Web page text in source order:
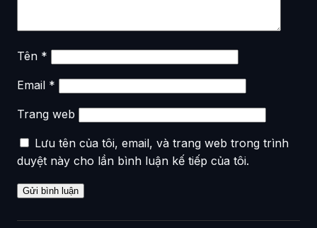
Tên *
Email *
Trang web
Lưu tên của tôi, email, và trang web trong trình
duyệt này cho lần bình luận kế tiếp của tôi.